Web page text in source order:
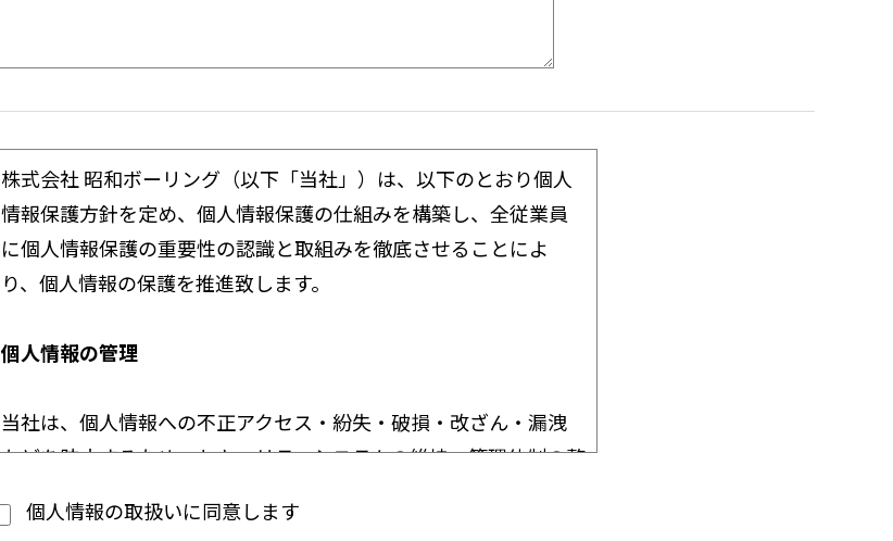
株式会社 昭和ボーリング（以下「当社」）は、以下のとおり個人
情報保護方針を定め、個人情報保護の仕組みを構築し、全従業員
に個人情報保護の重要性の認識と取組みを徹底させることによ
り、個人情報の保護を推進致します。
個人情報の管理
当社は、個人情報への不正アクセス・紛失・破損・改ざん・漏洩
などを防止するため、セキュリティシステムの維持・管理体制の整
人情報の厳重な管理を行ないます。
個人情報の取扱いに同意します